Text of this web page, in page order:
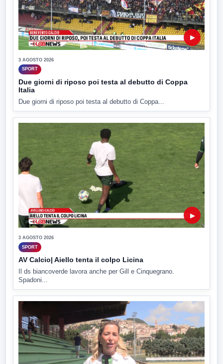
▶
3 AGOSTO 2026
SPORT
Due giorni di riposo poi testa al debutto di Coppa
Italia
Due giorni di riposo poi testa al debutto di Coppa...
▶
3 AGOSTO 2026
SPORT
AV Calcio| Aiello tenta il colpo Licina
Il ds biancoverde lavora anche per Gill e Cinquegrano.
Spadoni...